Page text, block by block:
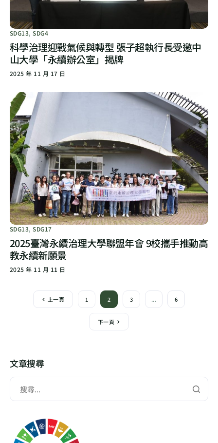
SDG13,SDG4
科學治理迎戰氣候與轉型 張子超執行長受邀中
山大學「永續辦公室」揭牌
2025 年 11 月 17 日
SDG13,SDG17
2025臺灣永續治理大學聯盟年會 9校攜手推動高
教永續新願景
2025 年 11 月 11 日
上一頁 1 2 3 ... 6
下一頁
文章搜尋